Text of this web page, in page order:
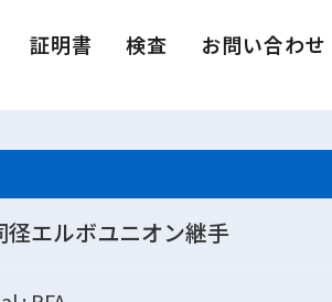
証明書 検査 お問い合わせ
径エルボユニオン継手